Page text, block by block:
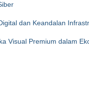
dan Keandalan
Visual Premium dalam